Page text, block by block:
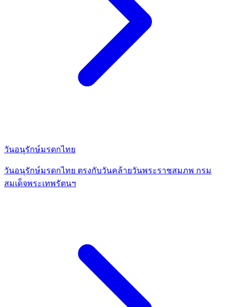
วันอนุรักษ์มรดกไทย
วันอนุรักษ์มรดกไทย ตรงกับวันคล้ายวันพระราชสมภพ กรม
สมเด็จพระเทพรัตนฯ